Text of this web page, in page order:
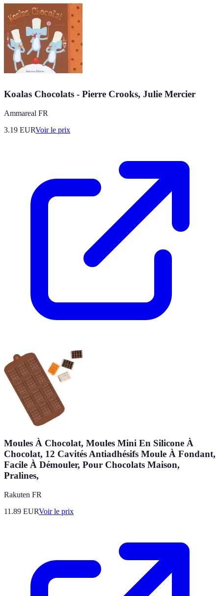
Koalas Chocolats - Pierre Crooks, Julie Mercier
Ammareal FR
3.19 EURVoir le prix
Moules À Chocolat, Moules Mini En Silicone À
Chocolat, 12 Cavités Antiadhésifs Moule À Fondant,
Facile À Démouler, Pour Chocolats Maison,
Pralines,
Rakuten FR
11.89 EURVoir le prix